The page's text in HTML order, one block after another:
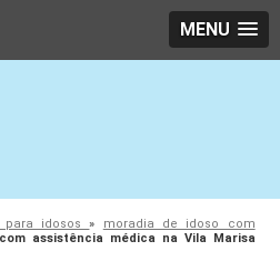
MENU
para idosos» moradia de idoso com
assistência médica na Vila Marisa